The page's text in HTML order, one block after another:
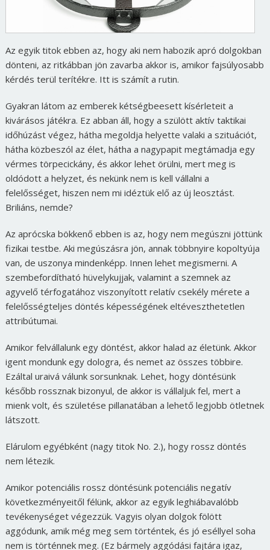
Az egyik titok ebben az, hogy aki nem habozik apró dolgokban
dönteni, az ritkábban jön zavarba akkor is, amikor fajsúlyosabb
kérdés terül terítékre. Itt is számít a rutin.
Gyakran látom az emberek kétségbeesett kísérleteit a
kivárásos játékra. Ez abban áll, hogy a szülött aktív taktikai
időhúzást végez, hátha megoldja helyette valaki a szituációt,
hátha közbeszól az élet, hátha a nagypapit megtámadja egy
vérmes törpecickány, és akkor lehet örülni, mert meg is
oldódott a helyzet, és nekünk nem is kell vállalni a
felelősséget, hiszen nem mi idéztük elő az új leosztást.
Briliáns, nemde?
Az aprócska bökkenő ebben is az, hogy nem megúszni jöttünk
fizikai testbe. Aki megúszásra jön, annak többnyire kopoltyúja
van, de uszonya mindenképp. Innen lehet megismerni. A
szembefordítható hüvelykujjak, valamint a szemnek az
agyvelő térfogatához viszonyított relatív csekély mérete a
felelősségteljes döntés képességének eltéveszthetetlen
attribútumai.
Amikor felvállalunk egy döntést, akkor halad az életünk. Akkor
igent mondunk egy dologra, és nemet az összes többire.
Ezáltal uraivá válunk sorsunknak. Lehet, hogy döntésünk
később rossznak bizonyul, de akkor is vállaljuk fel, mert a
mienk volt, és születése pillanatában a lehető legjobb ötletnek
látszott.
Elárulom egyébként (nagy titok No. 2.), hogy rossz döntés
nem létezik.
Amikor potenciális rossz döntésünk potenciális negatív
következményeitől félünk, akkor az egyik leghiábavalóbb
tevékenységet végezzük. Vagyis olyan dolgok fölött
aggódunk, amik még meg sem történtek, és jó eséllyel soha
nem is történnek meg. (Ez bármely aggódási fajtára igaz,